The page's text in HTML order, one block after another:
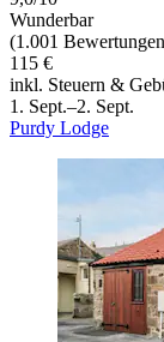
Wunderbar
(1.001
115 €
inkl. Steuern &
1. Sept.–2. Sept.
Purdy Lodge